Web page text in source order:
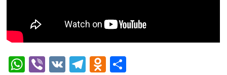
WhatsApp
Viber
VK Telegram
Odnoklassniki